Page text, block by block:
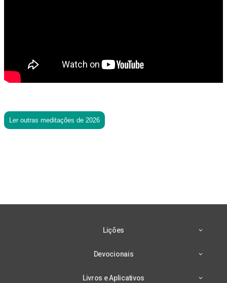
Ler outras meditações de 2026
Lições
Devocionais
Livros e Aplicativos